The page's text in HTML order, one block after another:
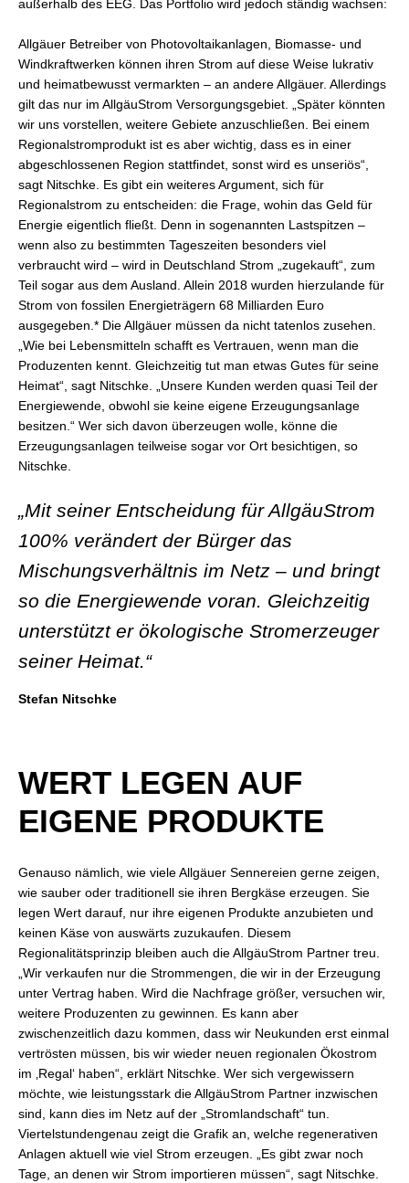
außerhalb des EEG. Das Portfolio wird jedoch ständig wachsen:
Allgäuer Betreiber von Photovoltaikanlagen, Biomasse- und
Windkraftwerken können ihren Strom auf diese Weise lukrativ
und heimatbewusst vermarkten – an andere Allgäuer. Allerdings
gilt das nur im AllgäuStrom Versorgungsgebiet. „Später könnten
wir uns vorstellen, weitere Gebiete anzuschließen. Bei einem
Regionalstromprodukt ist es aber wichtig, dass es in einer
abgeschlossenen Region stattfindet, sonst wird es unseriös“,
sagt Nitschke. Es gibt ein weiteres Argument, sich für
Regionalstrom zu entscheiden: die Frage, wohin das Geld für
Energie eigentlich fließt. Denn in sogenannten Lastspitzen –
wenn also zu bestimmten Tageszeiten besonders viel
verbraucht wird – wird in Deutschland Strom „zugekauft“, zum
Teil sogar aus dem Ausland. Allein 2018 wurden hierzulande für
Strom von fossilen Energieträgern 68 Milliarden Euro
ausgegeben.* Die Allgäuer müssen da nicht tatenlos zusehen.
„Wie bei Lebensmitteln schafft es Vertrauen, wenn man die
Produzenten kennt. Gleichzeitig tut man etwas Gutes für seine
Heimat“, sagt Nitschke. „Unsere Kunden werden quasi Teil der
Energiewende, obwohl sie keine eigene Erzeugungsanlage
besitzen.“ Wer sich davon überzeugen wolle, könne die
Erzeugungsanlagen teilweise sogar vor Ort besichtigen, so
Nitschke.
„Mit seiner Entscheidung für AllgäuStrom
100% verändert der Bürger das
Mischungsverhältnis im Netz – und bringt
so die Energiewende voran. Gleichzeitig
unterstützt er ökologische Stromerzeuger
seiner Heimat.“
Stefan Nitschke
WERT LEGEN AUF
EIGENE PRODUKTE
Genauso nämlich, wie viele Allgäuer Sennereien gerne zeigen,
wie sauber oder traditionell sie ihren Bergkäse erzeugen. Sie
legen Wert darauf, nur ihre eigenen Produkte anzubieten und
keinen Käse von auswärts zuzukaufen. Diesem
Regionalitätsprinzip bleiben auch die AllgäuStrom Partner treu.
„Wir verkaufen nur die Strommengen, die wir in der Erzeugung
unter Vertrag haben. Wird die Nachfrage größer, versuchen wir,
weitere Produzenten zu gewinnen. Es kann aber
zwischenzeitlich dazu kommen, dass wir Neukunden erst einmal
vertrösten müssen, bis wir wieder neuen regionalen Ökostrom
im ‚Regal‘ haben“, erklärt Nitschke. Wer sich vergewissern
möchte, wie leistungsstark die AllgäuStrom Partner inzwischen
sind, kann dies im Netz auf der „Stromlandschaft“ tun.
Viertelstundengenau zeigt die Grafik an, welche regenerativen
Anlagen aktuell wie viel Strom erzeugen. „Es gibt zwar noch
Tage, an denen wir Strom importieren müssen“, sagt Nitschke.